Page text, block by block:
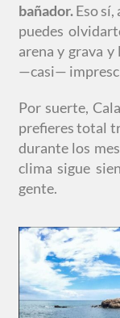
bañador.Eso sí,
puedes
arena y grava
—casi—
Por suerte,
prefieres total
durante los
clima sigue
gente.